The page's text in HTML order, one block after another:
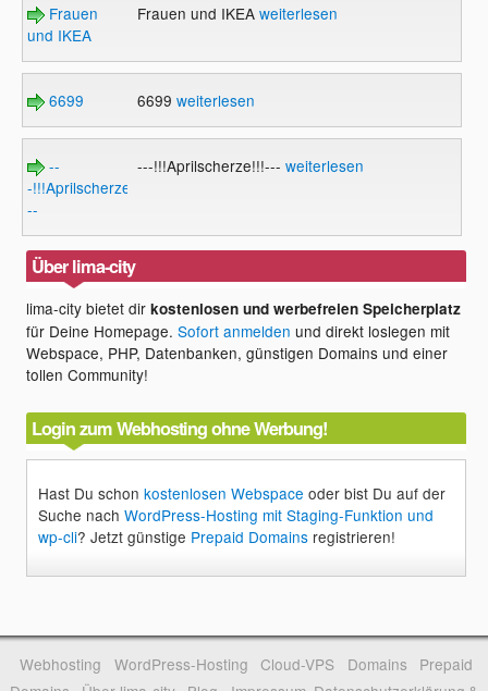
Frauen
und IKEA
Frauen und IKEA weiterlesen
6699 6699 weiterlesen
--
-!!!Aprilscherze!!!-
--
---!!!Aprilscherze!!!--- weiterlesen
Über lima-city
lima-city bietet dirkostenlosen und werbefreien Speicherplatz
für Deine Homepage.Sofort anmelden und direkt loslegen mit
Webspace, PHP, Datenbanken, günstigen Domains und einer
tollen Community!
Login zum Webhosting ohne Werbung!
Hast Du schonkostenlosen Webspace oder bist Du auf der
Suche nachWordPress-Hosting mit Staging-Funktion und
wp-cli? Jetzt günstige Prepaid Domains registrieren!
Webhosting WordPress-Hosting Cloud-VPS Domains
Prepaid